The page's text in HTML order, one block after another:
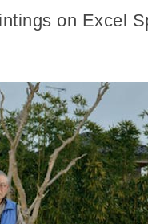
on Excel